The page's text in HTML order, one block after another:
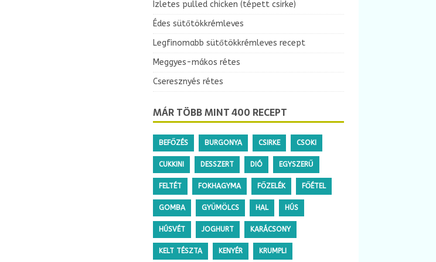
Ízletes pulled chicken (tépett csirke)
Édes sütőtökkrémleves
Legfinomabb sütőtökkrémleves recept
Meggyes-mákos rétes
Cseresznyés rétes
MÁR TÖBB MINT 400 RECEPT
BEFŐZÉS BURGONYA CSIRKE CSOKI
CUKKINI DESSZERT DIÓ EGYSZERŰ
FELTÉT FOKHAGYMA FŐZELÉK FŐÉTEL
GOMBA GYÜMÖLCS HAL HÚS
HÚSVÉT JOGHURT KARÁCSONY
KELT TÉSZTA KENYÉR KRUMPLI